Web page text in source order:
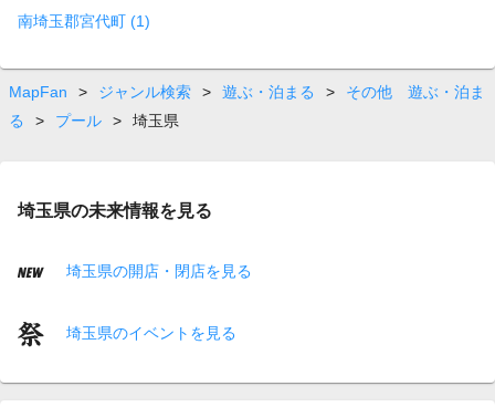
南埼玉郡宮代町 (1)
MapFan > ジャンル検索 > 遊ぶ・泊まる >
その他 遊ぶ・泊ま
る
> プール > 埼玉県
埼玉県の未来情報を見る
埼玉県の開店・閉店を見る
埼玉県のイベントを見る